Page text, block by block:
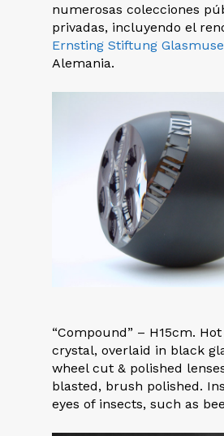
numerosas colecciones
privadas, incluyendo el
Ernsting Stiftung
Alemania.
“Compound” – H15cm.
crystal, overlaid in black
wheel cut & polished
blasted, brush polished.
eyes of insects, such as